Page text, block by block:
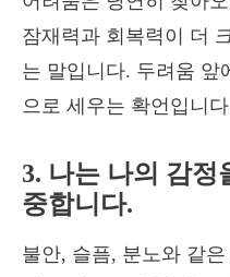
잠재력과 회복력이 더
는 말입니다. 두려움 앞
으로 세우는 확언입니
3. 나는 나의 감정
중합니다.
불안, 슬픔, 분노와 같은